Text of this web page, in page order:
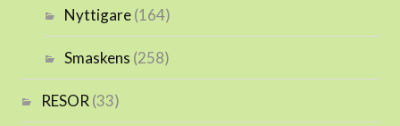
Nyttigare(164)
Smaskens (258)
RESOR(33)